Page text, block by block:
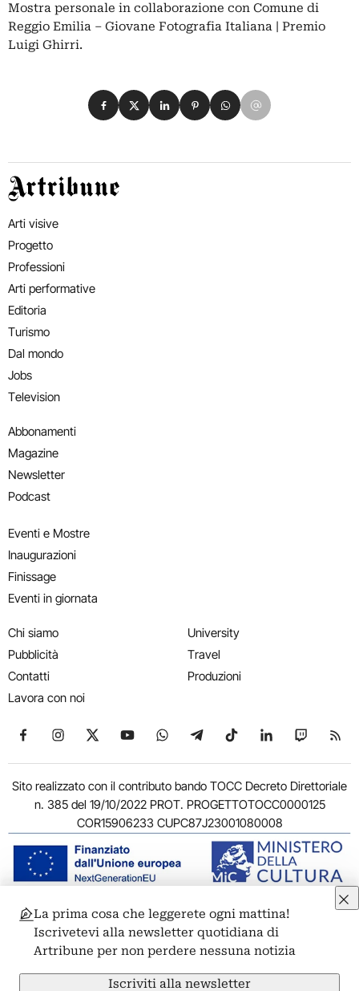
Mostra personale in collaborazione con Comune di
Reggio Emilia – Giovane Fotografia Italiana | Premio
Luigi Ghirri.
Condividi su Facebook
Condividi su X
Condividi su LinkedIn
Condividi su Pinterest
Condividi su WhatsApp
Condividi su Email
Artribune
Arti visive
Progetto
Professioni
Arti performative
Editoria
Turismo
Dal mondo
Jobs
Television
Abbonamenti
Magazine
Newsletter
Podcast
Eventi e Mostre
Inaugurazioni
Finissage
Eventi in giornata
Chi siamo
Pubblicità
Contatti
Lavora con noi
University
Travel
Produzioni
Seguici su Facebook
Seguici su Instagram
Seguici su X
Seguici su YouTube
Seguici su WhatsApp
Seguici su Telegram
Seguici su TikTok
Seguici su
Seguici
Sito realizzato con il contributo bando TOCC Decreto Direttoriale
n. 385 del 19/10/2022 PROT. PROGETTOTOCC0000125
COR15906233 CUPC87J23001080008
© 2011-2026 ARTRIBUNE srl – Corso Vittorio Emanuele II, 287 –
00186 Roma - P.I. 11381581005
Privacy: Responsabile della protezione dei dati personali
ARTRIBUNE srl – Corso Vittorio Emanuele II, 287 – 00186 Roma
La prima cosa che leggerete ogni mattina!
Iscrivetevi alla newsletter quotidiana di
Artribune per non perdere nessuna notizia
Iscriviti alla newsletter